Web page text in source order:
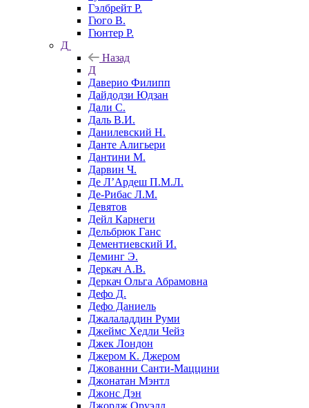
Гэлбрейт Р.
Гюго В.
Гюнтер Р.
Д
Назад
Д
Даверио Филипп
Дайдодзи Юдзан
Дали С.
Даль В.И.
Данилевский Н.
Данте Алигьери
Дантини М.
Дарвин Ч.
Де Л’Ардеш П.М.Л.
Де-Рибас Л.М.
Девятов
Дейл Карнеги
Дельбрюк Ганс
Дементиевский И.
Деминг Э.
Деркач А.В.
Деркач Ольга Абрамовна
Дефо Д.
Дефо Даниель
Джалаладдин Руми
Джеймс Хедли Чейз
Джек Лондон
Джером К. Джером
Джованни Санти-Маццини
Джонатан Мэнтл
Джонс Дэн
Джордж Оруэлл